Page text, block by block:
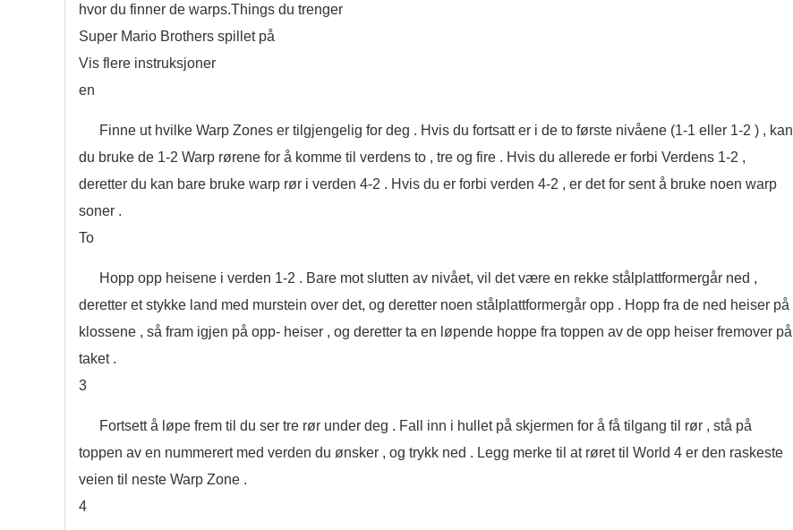
hvor du finner de warps.Things du trenger
Super Mario Brothers spillet på
Vis flere instruksjoner
en
Finne ut hvilke Warp Zones er tilgjengelig for deg . Hvis du fortsatt er i de to første nivåene (1-1 eller 1-2 ) , kan
du bruke de 1-2 Warp rørene for å komme til verdens to , tre og fire . Hvis du allerede er forbi Verdens 1-2 ,
deretter du kan bare bruke warp rør i verden 4-2 . Hvis du er forbi verden 4-2 , er det for sent å bruke noen warp
soner .
To
Hopp opp heisene i verden 1-2 . Bare mot slutten av nivået, vil det være en rekke stålplattformergår ned ,
deretter et stykke land med murstein over det, og deretter noen stålplattformergår opp . Hopp fra de ned heiser på
klossene , så fram igjen på opp- heiser , og deretter ta en løpende hoppe fra toppen av de opp heiser fremover på
taket .
3
Fortsett å løpe frem til du ser tre rør under deg . Fall inn i hullet på skjermen for å få tilgang til rør , stå på
toppen av en nummerert med verden du ønsker , og trykk ned . Legg merke til at røret til World 4 er den raskeste
veien til neste Warp Zone .
4